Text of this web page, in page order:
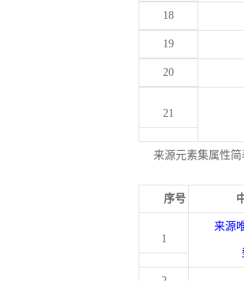
18
19
20
21
来源元素集属性简
序号
1
来源